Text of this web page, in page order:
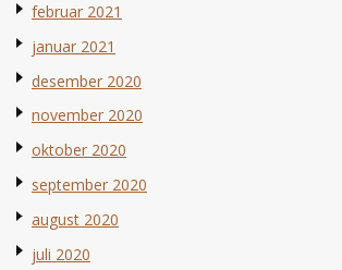
februar 2021
januar 2021
desember 2020
november 2020
oktober 2020
september 2020
august 2020
juli 2020